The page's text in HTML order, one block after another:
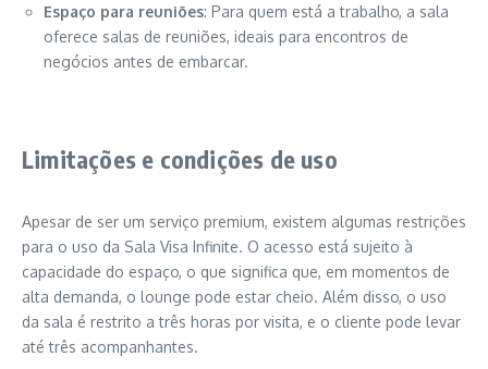
Espaço para reuniões: Para quem está a trabalho, a sala
oferece salas de reuniões, ideais para encontros de
negócios antes de embarcar.
Limitações e condições de uso
Apesar de ser um serviço premium, existem algumas restrições
para o uso da Sala Visa Infinite. O acesso está sujeito à
capacidade do espaço, o que significa que, em momentos de
alta demanda, o lounge pode estar cheio. Além disso, o uso
da sala é restrito a três horas por visita, e o cliente pode levar
até três acompanhantes.